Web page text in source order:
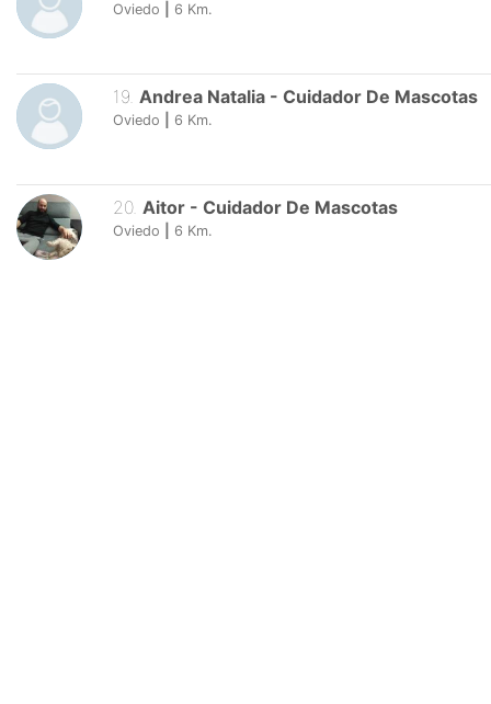
Oviedo 6 Km.
19. Andrea Natalia - Cuidador De Mascotas
Oviedo 6 Km.
20. Aitor - Cuidador De Mascotas
Oviedo 6 Km.